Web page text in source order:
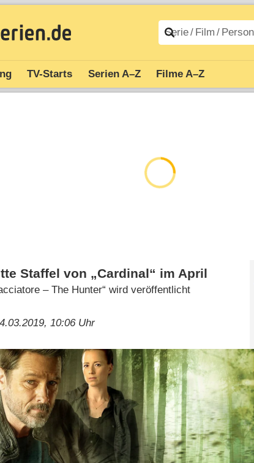
TV-Starts Serien A–Z Filme A–Z
Staffel von „Cardinal“ im April
– The Hunter“ wird veröffentlicht
10:06 Uhr